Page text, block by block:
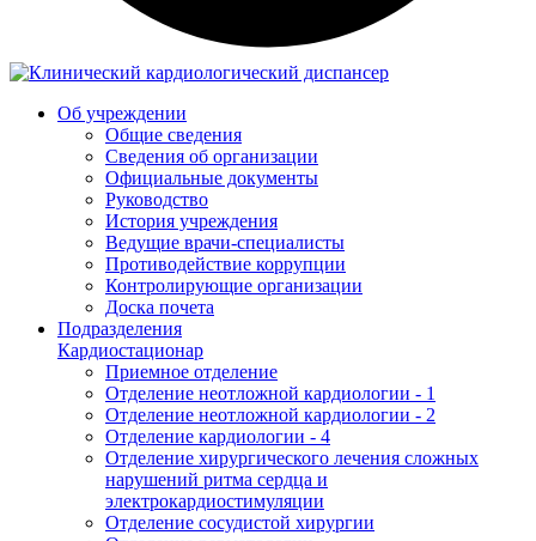
Об учреждении
Общие сведения
Сведения об организации
Официальные документы
Руководство
История учреждения
Ведущие врачи-специалисты
Противодействие коррупции
Контролирующие организации
Доска почета
Подразделения
Кардиостационар
Приемное отделение
Отделение неотложной кардиологии - 1
Отделение неотложной кардиологии - 2
Отделение кардиологии - 4
Отделение хирургического лечения сложных
нарушений ритма сердца и
электрокардиостимуляции
Отделение сосудистой хирургии